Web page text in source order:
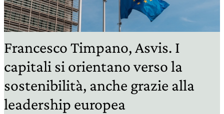
Francesco Timpano, Asvis. I
capitali si orientano verso la
sostenibilità, anche grazie alla
leadership europea